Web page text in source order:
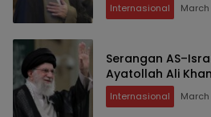
Internasional
Serangan
Ayatollah Ali
Internasional March